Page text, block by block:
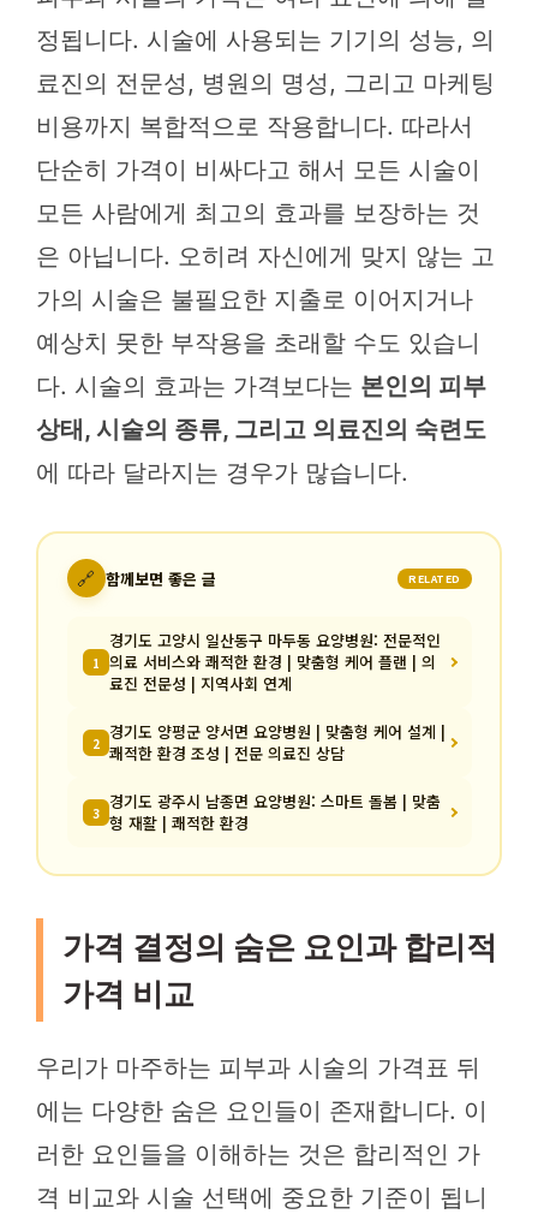
정됩니다. 시술에 사용되는 기기의 성능, 의
료진의 전문성, 병원의 명성, 그리고 마케팅
비용까지 복합적으로 작용합니다. 따라서
단순히 가격이 비싸다고 해서 모든 시술이
모든 사람에게 최고의 효과를 보장하는 것
은 아닙니다. 오히려 자신에게 맞지 않는 고
가의 시술은 불필요한 지출로 이어지거나
예상치 못한 부작용을 초래할 수도 있습니
다. 시술의 효과는 가격보다는 본인의 피부
상태, 시술의 종류, 그리고 의료진의 숙련도
에 따라 달라지는 경우가 많습니다.
🔗 함께보면 좋은 글 RELATED
1
경기도 고양시 일산동구 마두동 요양병원: 전문적인
의료 서비스와 쾌적한 환경 | 맞춤형 케어 플랜 | 의
료진 전문성 | 지역사회 연계
2 경기도 양평군 양서면 요양병원 | 맞춤형 케어 설계 |
쾌적한 환경 조성 | 전문 의료진 상담
3 경기도 광주시 남종면 요양병원: 스마트 돌봄 | 맞춤
형 재활 | 쾌적한 환경
가격 결정의 숨은 요인과 합리적
가격 비교
우리가 마주하는 피부과 시술의 가격표 뒤
에는 다양한 숨은 요인들이 존재합니다. 이
러한 요인들을 이해하는 것은 합리적인 가
격 비교와 시술 선택에 중요한 기준이 됩니